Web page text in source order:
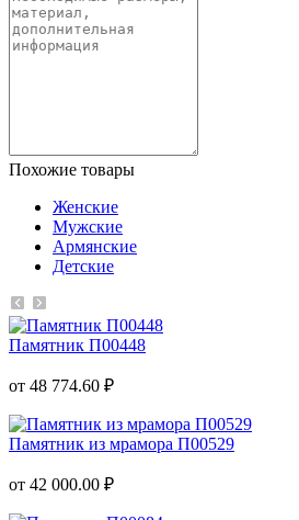
Похожие товары
Женские
Мужские
Армянские
Детские
Памятник П00448
от 48 774.60 ₽
Памятник из мрамора П00529
от 42 000.00 ₽